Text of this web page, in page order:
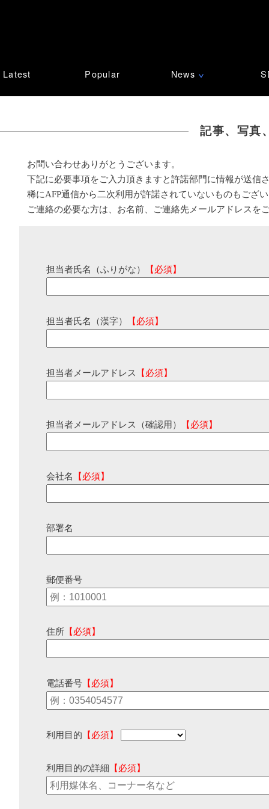
Latest Popular News ∨
記事、写真
お問い合わせありがとうございます。
下記に必要事項をご入力頂きますと許諾部門に情報が送信
稀にAFP通信から二次利用が許諾されていないものもござ
ご連絡の必要な方は、お名前、ご連絡先メールアドレスを
担当者氏名（ふりがな） 【必須】
担当者氏名（漢字） 【必須】
担当者メールアドレス 【必須】
担当者メールアドレス（確認用） 【必須】
会社名 【必須】
部署名
郵便番号
住所 【必須】
電話番号 【必須】
利用目的 【必須】
利用目的の詳細 【必須】